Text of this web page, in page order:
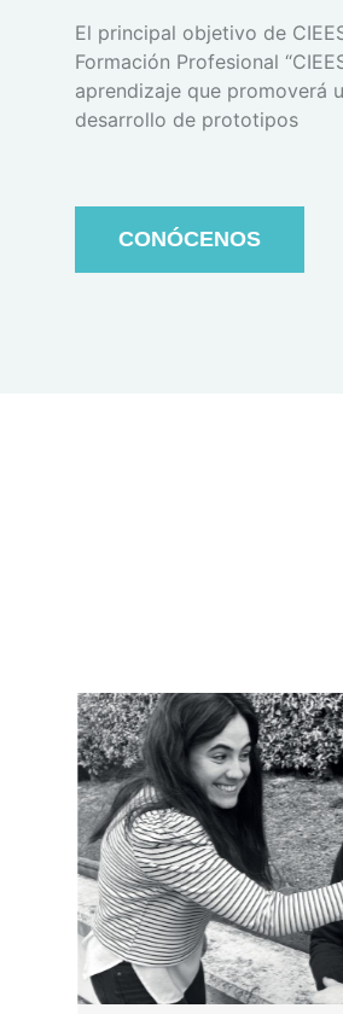
El principal objetivo de
Formación Profesional
aprendizaje que promoverá
desarrollo de prototipos
CONÓCENOS